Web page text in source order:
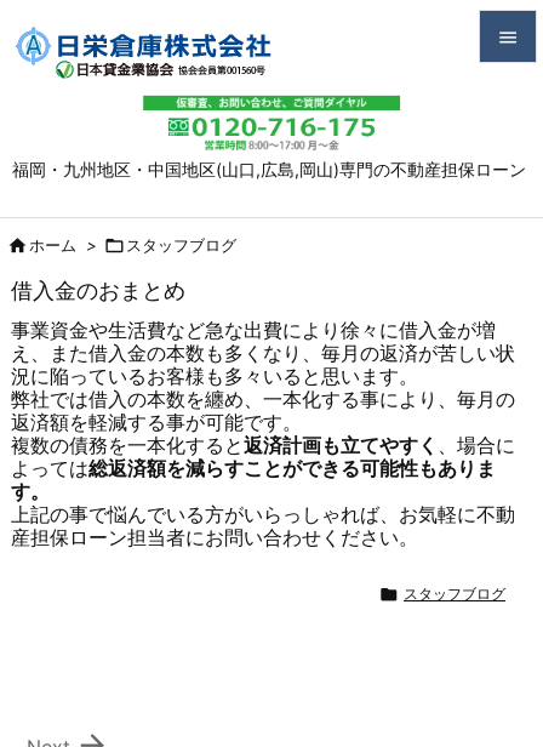
福岡・九州地区・中国地区(山口,広島,岡山)専門の不動産担保ローン

サイド


検索
ホーム >  スタッフブログ
借入金のおまとめ
事業資金や生活費など急な出費により徐々に借入金が増
え、また借入金の本数も多くなり、毎月の返済が苦しい状
況に陥っているお客様も多々いると思います。
弊社では借入の本数を纏め、一本化する事により、毎月の
返済額を軽減する事が可能です。
複数の債務を一本化すると返済計画も立てやすく 、場合に
よっては総返済額を減らすことができる可能性もありま
す。
上記の事で悩んでいる方がいらっしゃれば、お気軽に不動
産担保ローン担当者にお問い合わせください。
 スタッフブログ